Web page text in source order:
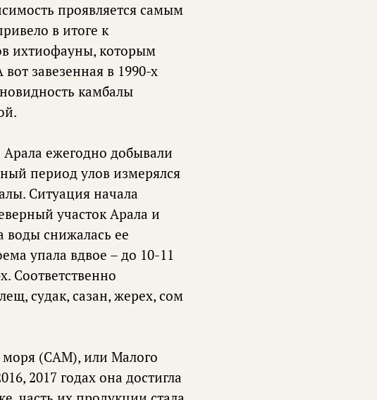
проявляется самым
в итоге к
ихтиофауны, которым
завезенная в 1990-х
камбалы
Арала ежегодно добывали
период улов измерялся
Ситуация начала
участок Арала и
воды снижалась ее
упала вдвое – до 10-11
Соответственно
судак, сазан, жерех, сом
моря (САМ), или Малого
2017 годах она достигла